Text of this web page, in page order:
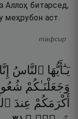
Аллоҳ битарсед,
меҳрубон аст.
тафсир
يَـٰٓأَيُّهَا ٱلنَّاسُ إِنَّا
وَجَعَلْنَـٰكُمْ
أَكْرَمَكُمْ عِندَ